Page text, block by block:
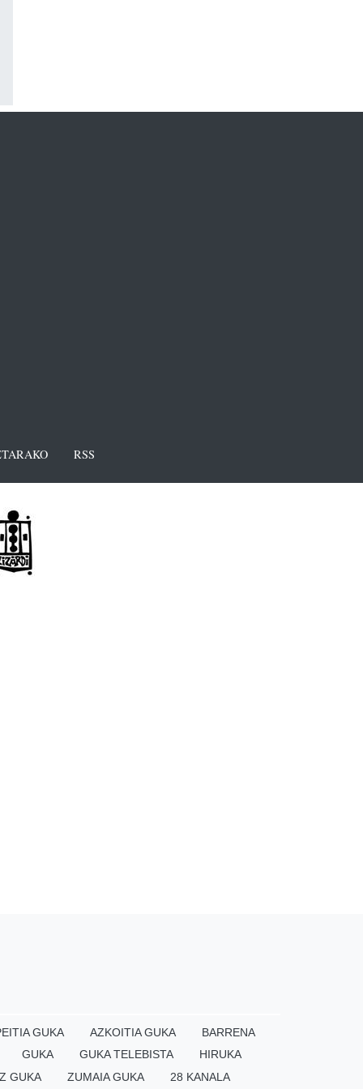
RSS
GUKA AZKOITIA GUKA
BARRENA
GUKA
GUKA TELEBISTA
HIRUKA
GUKA
ZUMAIA GUKA 28 KANALA